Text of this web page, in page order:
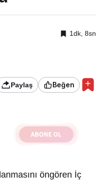
1dk, 8sn
Paylaş Beğen
öngören İç